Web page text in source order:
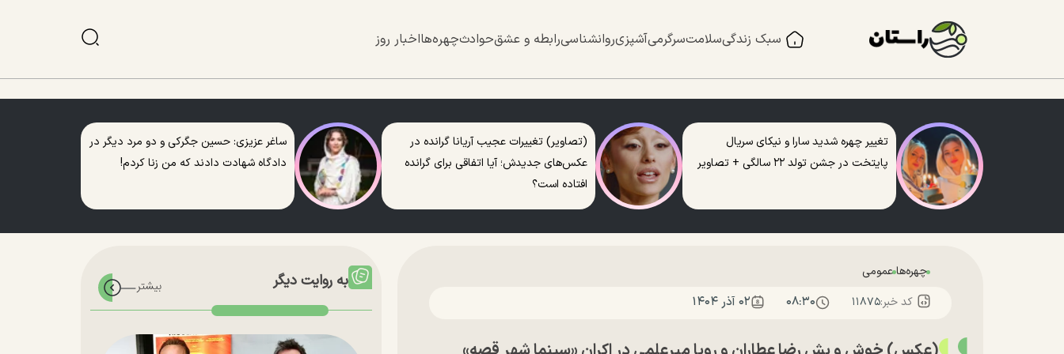
سبک زندگیسلامتسرگرمیآشپزیروانشناسیرابطه و عشقحوادثچهره‌هااخبار روز
تغییر چهره شدید سارا و نیکای سریال
پایتخت در جشن تولد ۲۲ سالگی + تصاویر
(تصاویر) تغییرات عجیب آریانا گرانده در
عکس‌های جدیدش؛ آیا اتفاقی برای گرانده
افتاده است؟
ساغر عزیزی: حسین جگرکی و دو مرد دیگر در
دادگاه شهادت دادند که من زنا کردم!
چهره‌هاعمومی
کد خبر:۱۱۸۷۵ ۰۸:۳۰ ۰۲ آذر ۱۴۰۴
به روایت دیگر